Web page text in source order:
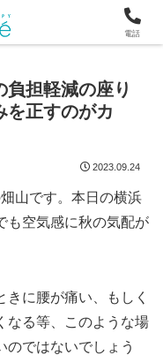
直す横浜市関内の整体
担軽減の座り
を正すのがカ
2023.09.24
山です。本日の横浜
も空気感に秋の気配が
に腰が痛い、もしく
なる等、このような場
のではないでしょう
電話